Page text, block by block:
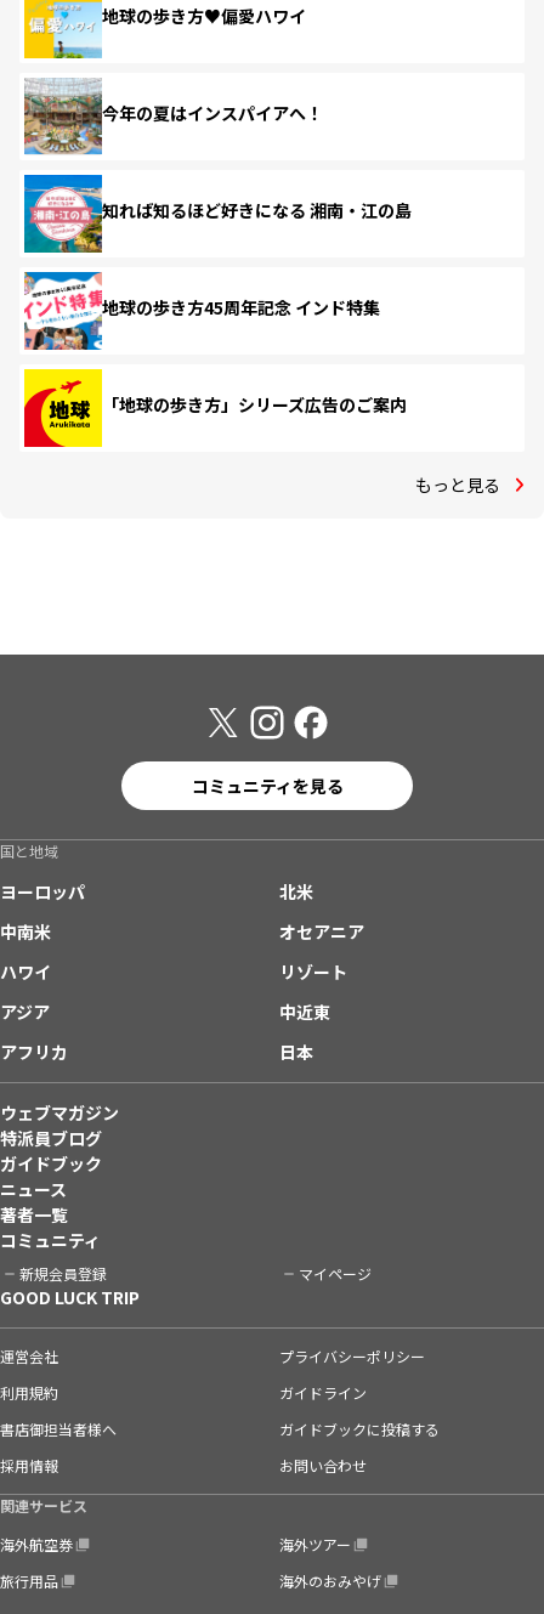
地球の歩き方♥偏愛ハワイ
今年の夏はインスパイアへ！
知れば知るほど好きになる 湘南・江の島
地球の歩き方45周年記念 インド特集
「地球の歩き方」シリーズ広告のご案内
もっと見る
コミュニティを見る
国と地域
ヨーロッパ
北米
中南米
オセアニア
ハワイ
リゾート
アジア
中近東
アフリカ
日本
ウェブマガジン
特派員ブログ
ガイドブック
ニュース
著者一覧
コミュニティ
新規会員登録 マイページ
GOOD LUCK TRIP
運営会社
プライバシーポリシー
利用規約
ガイドライン
書店御担当者様へ
ガイドブックに投稿する
採用情報
お問い合わせ
関連サービス
海外航空券
海外ツアー
旅行用品
海外のおみやげ